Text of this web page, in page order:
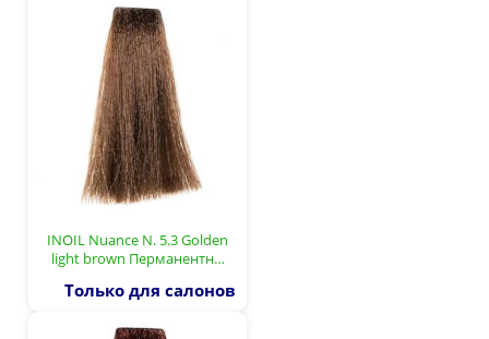
INOIL Nuance N. 5.3 Golden
light brown Перманентн…
Только для салонов